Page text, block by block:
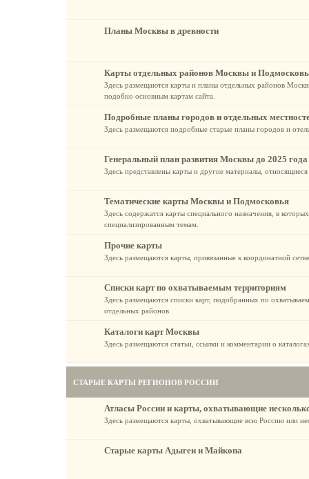
Планы Москвы в древности
Карты отдельных районов Москвы и
Здесь размещаются карты и планы отдельных районов
подобно основным картам сайта.
Подробные планы городов и отдельных
Здесь размещаются подробные старые планы городов и
Генеральный план развития Москвы до 2025 года
Здесь представлены карты и другие материалы,
Тематические карты Москвы и Подмосковья
Здесь содержатся карты специального назначения, в
специализированным темам.
Прочие карты
Здесь размещаются карты, привязанные к координатной
Списки карт по охватываемым территориям
Здесь размещаются списки карт, подобранных по
отдельных районов
Каталоги карт Москвы
Здесь размещаются статьи, ссылки и комментарии о
СТАРЫЕ КАРТЫ РЕГИОНОВ РОССИИ
Атласы России и карты, охватывающие
Здесь размещаются карты, охватывающие всю Россию или
Старые карты Адыгеи и Майкопа